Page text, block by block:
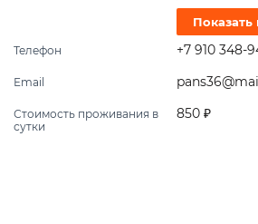
Показать
Телефон +7 910 348-
Email
Стоимость проживания в
сутки
850 ₽